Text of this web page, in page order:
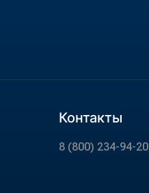
Контакты
8 (800) 234-94-20